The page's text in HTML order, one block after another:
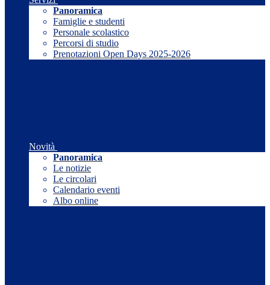
Panoramica
Famiglie e studenti
Personale scolastico
Percorsi di studio
Prenotazioni Open Days 2025-2026
Novità
Panoramica
Le notizie
Le circolari
Calendario eventi
Albo online